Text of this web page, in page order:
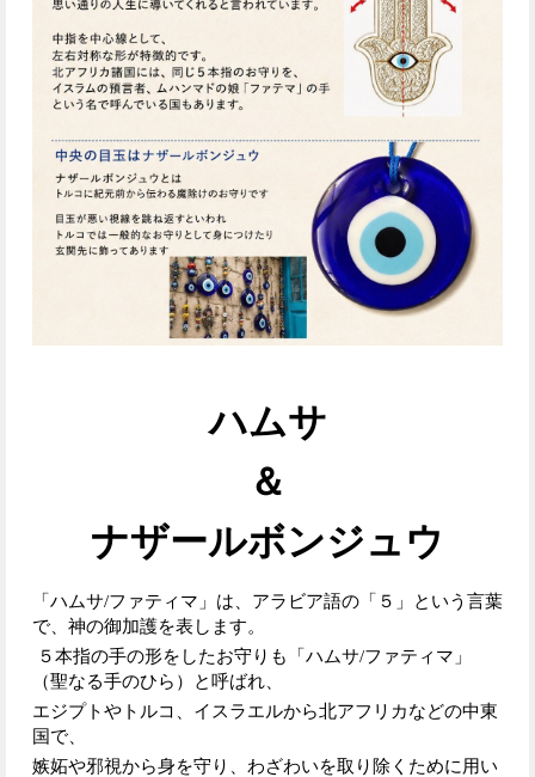
ハムサ
＆
ナザールボンジュウ
「ハムサ/ファティマ」は、 アラビア語の「５」という言葉
で、 神の御加護を表します。
５本指の手の形をしたお守りも
「ハムサ/ファティマ」
（聖なる手のひら）と呼ばれ、
エジプトやトルコ、イスラエルから北アフリカなどの中東
国で、
嫉妬や邪視から身を守り、 わざわいを取り除くために用い